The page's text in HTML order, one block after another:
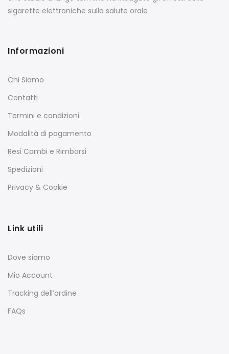
sigarette elettroniche sulla salute orale
Informazioni
Chi Siamo
Contatti
Termini e condizioni
Modalità di pagamento
Resi Cambi e Rimborsi
Spedizioni
Privacy & Cookie
Link utili
Dove siamo
Mio Account
Tracking dell’ordine
FAQs